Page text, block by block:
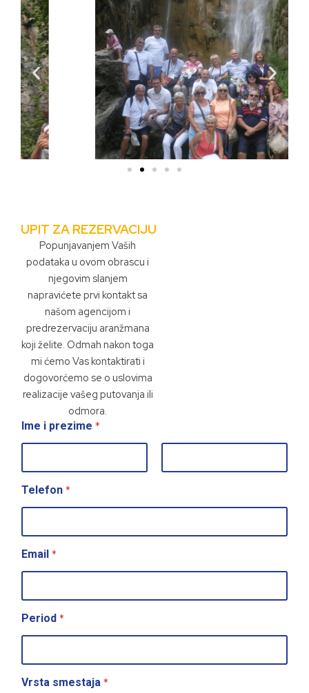
UPIT ZA REZERVACIJU
Popunjavanjem Vaših
podataka u ovom obrascu i
njegovim slanjem
napravićete prvi kontakt sa
našom agencijom i
predrezervaciju aranžmana
koji želite. Odmah nakon toga
mi ćemo Vas kontaktirati i
dogovorćemo se o uslovima
realizacije vašeg putovanja ili
odmora.
Ime i prezime *
Telefon *
Email *
Period *
Vrsta smestaja *